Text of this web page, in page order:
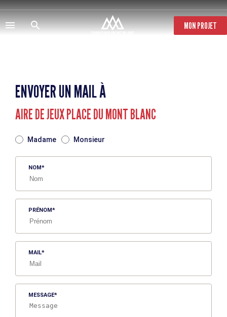
Aller
au
contenu
principal
MON PROJET
ENVOYER UN MAIL À
AIRE DE JEUX PLACE DU MONT BLANC
Madame Monsieur
NOM
PRÉNOM
MAIL
MESSAGE